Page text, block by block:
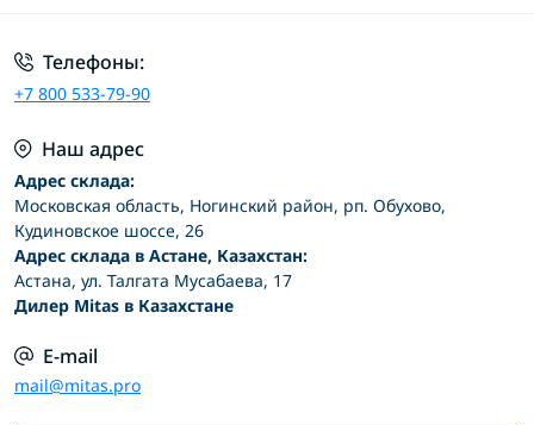
Телефоны:
+7 800 533-79-90
Наш адрес
Адрес склада:
Московская область, Ногинский район, рп. Обухово,
Кудиновское шоссе, 26
Адрес склада в Астане, Казахстан:
Астана, ул. Талгата Мусабаева, 17
Дилер Mitas в Казахстане
E-mail
mail@mitas.pro